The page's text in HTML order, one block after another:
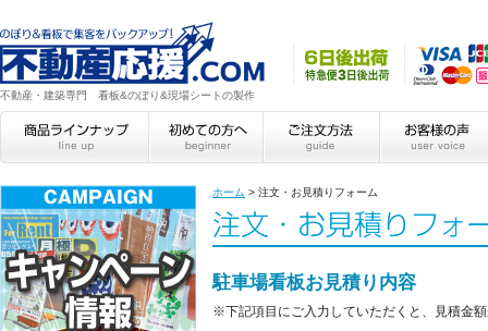
不動産・建築専門 看板&のぼり&現場シートの製作
ホーム > 注文・お見積りフォーム
駐車場看板お見積り内容
※下記項目にご入力していただくと、見積金